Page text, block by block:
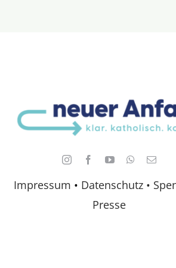
Impressum • Datenschutz •
Presse